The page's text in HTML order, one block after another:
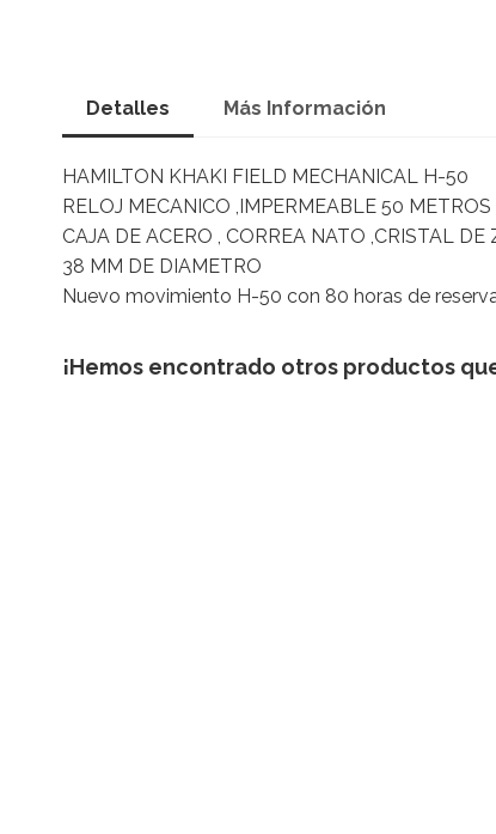
comienzo
la
galería
de
imágenes
Detalles
HAMILTON KHAKI FIELD MECHANICAL H-50
RELOJ MECANICO ,IMPERMEABLE 50 METROS
CAJA DE ACERO , CORREA NATO ,CRISTAL DE
38 MM DE DIAMETRO
Nuevo movimiento H-50 con 80 horas de
Más Información
¡Hemos encontrado otros productos